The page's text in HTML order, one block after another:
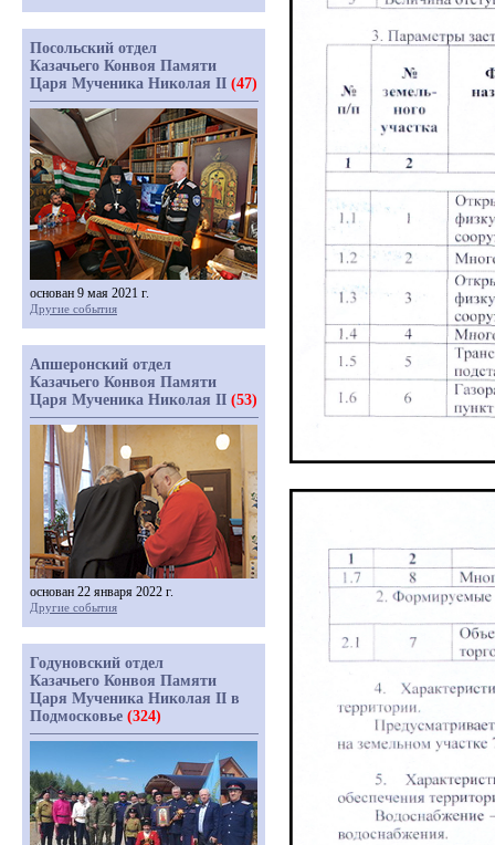
Посольский отдел
Казачьего Конвоя Памяти
Царя Мученика Николая II (47)
основан 9 мая 2021 г.
Другие события
Апшеронский отдел
Казачьего Конвоя Памяти
Царя Мученика Николая II (53)
основан 22 января 2022 г.
Другие события
Годуновский отдел
Казачьего Конвоя Памяти
Царя Мученика Николая II в
Подмосковье (324)